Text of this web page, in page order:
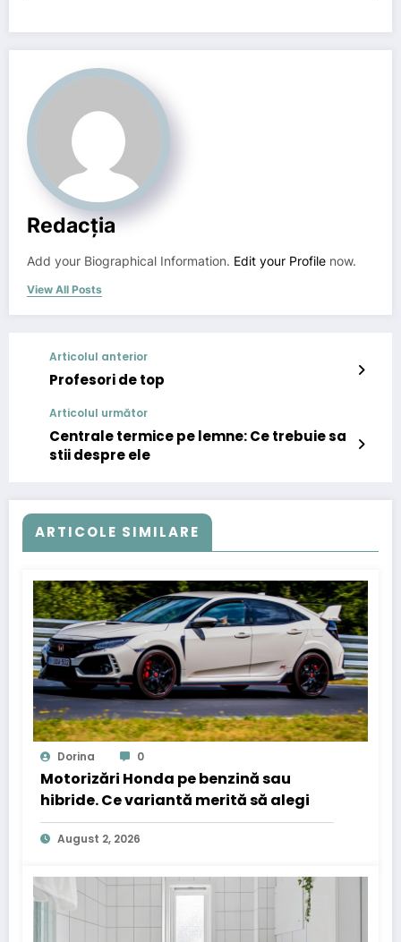
Redacția
Add your Biographical Information. Edit your Profile now.
View All Posts
Articolul anterior
Profesori de top
Articolul următor
Centrale termice pe lemne: Ce trebuie sa
stii despre ele
ARTICOLE SIMILARE
Dorina 0
Motorizări Honda pe benzină sau
hibride. Ce variantă merită să alegi
August 2, 2026